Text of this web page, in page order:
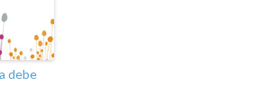
debe